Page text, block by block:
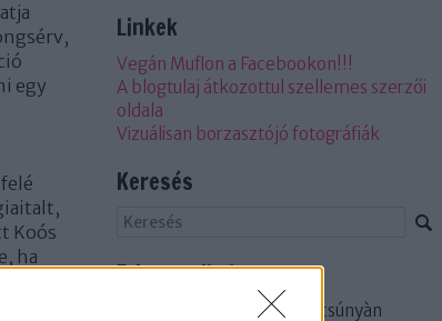
egy
Koós
ha
ütnek
Linkek
Vegán Muflon a Facebookon!!!
A blogtulaj átkozottul szellemes szerzői
oldala
Vizuálisan borzasztójó fotográfiák
Keresés
Friss topikok
Nêha kicsit csúnyàn